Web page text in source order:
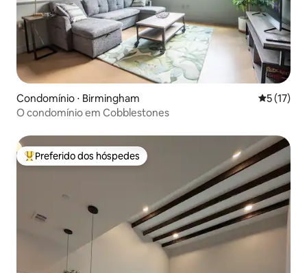
Condomínio ⋅ Birmingham 5 de uma
5 (17)
O condomínio em Cobblestones
Entre os melhores preferidos dos hóspedes
Preferido dos hóspedes